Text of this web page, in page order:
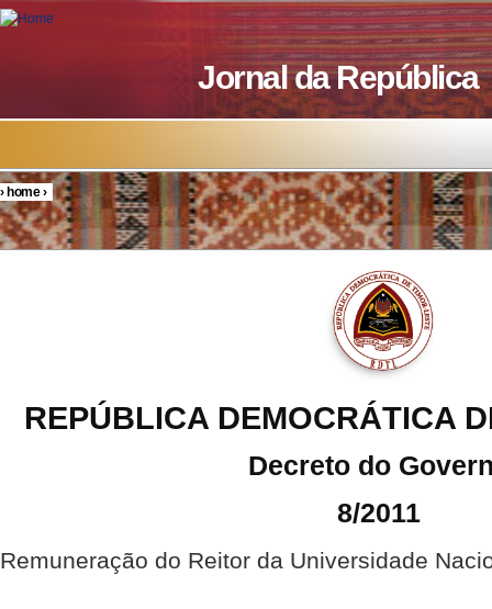
Skip to main content
Jornal da República
You are here
›home›
REPÚBLICA DEMOCRÁTICA
Decreto do
8/2011
Remuneração do Reitor da Universidade